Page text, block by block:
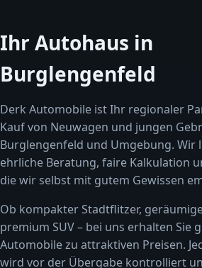
Ihr Autohaus in
Burglengenfeld
Derk Automobile ist Ihr regionaler
Kauf von Neuwagen und jungen
Burglengenfeld und Umgebung. Wir
ehrliche Beratung, faire Kalkulation
die wir selbst mit gutem Gewissen
Ob kompakter Stadtflitzer,
premium SUV – bei uns erhalten Sie
Automobile zu attraktiven Preisen.
wird vor der Übergabe kontrolliert